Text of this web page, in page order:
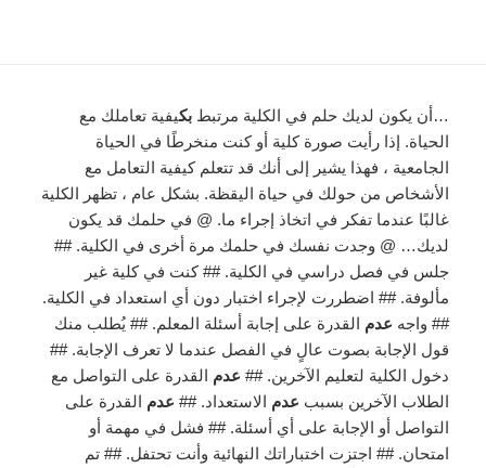
…أن يكون لديك حلم في الكلية مرتبطبكيفية تعاملك مع
الحياة. إذا رأيت صورة كلية أو كنت منخرطًا في الحياة
الجامعية ، فهذا يشير إلى أنك قد تتعلم كيفية التعامل مع
الأشخاص من حولك في حياة اليقظة. بشكل عام ، تظهر الكلية
غالبًا عندما تفكر في اتخاذ إجراء ما. @ في حلمك قد يكون
لديك… @ وجدت نفسك في حلمك مرة أخرى في الكلية. ##
جلس في فصل دراسي في الكلية. ## كنت في كلية غير
مألوفة. ## اضطررت لإجراء اختبار دون أي استعداد في الكلية.
## واجه عدم القدرة على إجابة أسئلة المعلم. ## يُطلب منك
قول الإجابة بصوت عالٍ في الفصل عندما لا تعرف الإجابة. ##
دخول الكلية لتعليم الآخرين. ## عدم القدرة على التواصل مع
الطلاب الآخرين بسبب عدم الاستعداد. ## عدم القدرة على
التواصل أو الإجابة على أي أسئلة. ## فشل في مهمة أو
امتحان. ## اجتزت اختباراتك النهائية وأنت تحتفل. ## تم